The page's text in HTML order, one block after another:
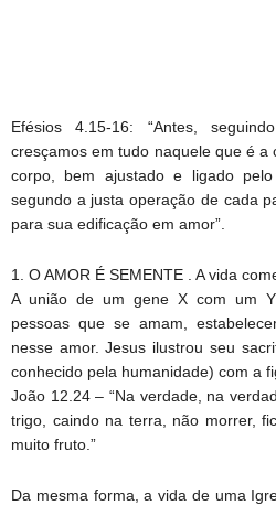
Efésios 4.15-16: “Antes,
cresçamos em tudo naquele que é a
corpo, bem ajustado e ligado
segundo a justa operação de cada
para sua edificação em amor”.
1. O AMOR É SEMENTE . A vida
A união de um gene X com um
pessoas que se amam,
nesse amor. Jesus ilustrou seu
conhecido pela humanidade) com a
João 12.24 – “Na verdade, na
trigo, caindo na terra, não morrer,
muito fruto.”
Da mesma forma, a vida de uma